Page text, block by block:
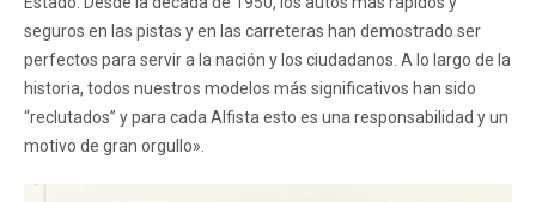
seguros en las pistas y en las carreteras han demostrado ser
perfectos para servir a la nación y los ciudadanos. A lo largo de la
historia, todos nuestros modelos más significativos han sido
“reclutados” y para cada Alfista esto es una responsabilidad y un
motivo de gran orgullo».